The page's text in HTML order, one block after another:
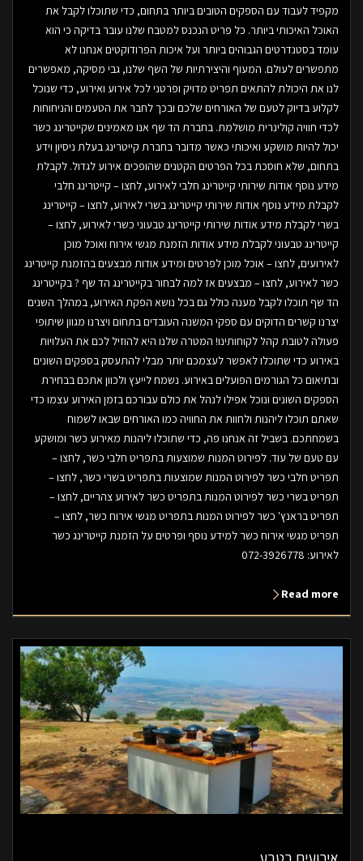
מקפיד לעבוד עם הספקים הטובים ביותר בתחום, כדי שתוכלו לקבל את
האוכל האיכותי ביותר. כל פריט הנכנס למטבח שלנו עובר בדיקה כי הוא
עומד בסטנדרטים הגבוהים ביותר ועל איכות הפרודוקטים אנחנו לא
מתפשרים לעולם. המעוף והיצירתיות של השף שלנו, גבי מסיקה, מאפשרים
לנו את היכולת להתאים תפריט מדויק ופרטני לכל אירוע ואירוע, כדי שנוכל
לקלוע בדיוק לטעם של האורחים שלכם ובכך לחבר את הטעמים והניחוחות
לכדי חוויה קולינרית מושלמת. בחברת הד שף אנו מאמינים שקייטרינג כשר
יכול להיות מושקע ואיכותי כאשר מדובר בחברת קייטרינג בעלת ניסיון וידע
בתחום, שלא חוסכת בכל הפרטים הקטנים שהופכים אירוע לגדול. לקבלת
מידע נוסף אודות שירותי קייטרינג חלבי לאירוע, לחצו – קייטרינג חלבי
לקבלת מידע נוסף אודות שירותי קייטרינג בשרי לאירוע, לחצו – קייטרינג
בשרי לקבלת מידע אודות שירותי קייטרינג טבעוני כשרי לאירוע, לחצו –
קייטרינג טבעוני לקבלת מידע אודות הזמנת מגשי אירוח ואוכל מוכן
לאירועים, לחצו – אוכל מוכן לפרטים ומידע אודות מבצעים בהזמנת קייטרינג
כשר לאירוע, לחצו – מבצעים אז למה לבחור בקייטרינג הד שף ? בקייטרינג
הד שף תוכלו לקבל מענה כולל גם בכל נושא הפקת האירוע, במהלך השנים
יצרנו קשרים הדוקים עם ספקי המשנה העובדים בתחום ויצרנו מגוון שיתופי
פעולה לטובת קהל לקוחותינו! המטרה שלנו היא להוזיל לכם את העלויות
באירוע כדי שתוכלו לאפשר לעצמכם יותר מבלי להתעסק בספקים השונים
ובתיאום כל הגורמים הפועלים באירוע. נשמח לייעץ ולכוון אתכם בבחירת
הספקים השונים ונוכל אפילו לנהל את כולם עבורכם בזמן האירוע עצמו כדי
שאתם תוכלו ליהנות ולחוות את החוויה כמו האורחים שבאו לשמוח
בשמחתכם. בשביל זה אנחנו פה, כדי שתוכלו ליהנות מאירוע כשר ומושקע
עם טעם של עוד. לפירוט המנות שמוצעות בתפריט חלבי כשר, לחצו –
תפריט חלבי כשר לפירוט המנות שמוצעות בתפריט בשרי כשר, לחצו –
תפריט בשרי כשר לפירוט המנות בתפריט כשר לאירוע צהריים, לחצו –
תפריט בראנץ' כשר לפירוט המנות בתפריט מגשי אירוח כשר, לחצו –
תפריט מגשי אירוח כשר למידע נוסף ופרטים על הזמנת קייטרינג כשר
לאירוע: 072-3926778
Read more